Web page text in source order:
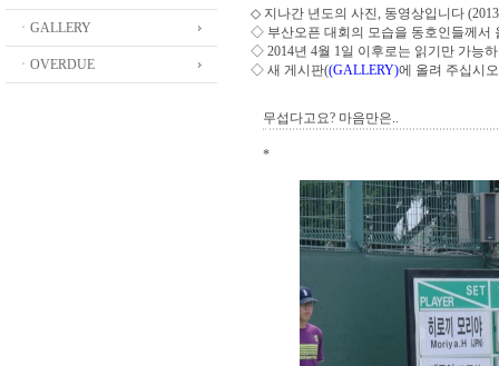
ㆍGALLERY
ㆍOVERDUE
◇ 지나간 년도의 사진, 동영상입니다
◇ 부산오픈 대회의 모습을 동호인들께서
◇ 2014년 4월 1일 이후로는 읽기만 가능
◇ 새 게시판((GALLERY)에 올려 주십시오
무섭다고요? 마음만은..
*